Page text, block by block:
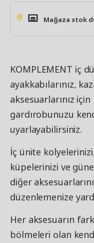
Mağaza stok
KOMPLEMENT iç
ayakkabılarınız,
aksesuarlarınız
gardırobunuzu
uyarlayabilirsiniz.
İç ünite
küpelerinizi ve
diğer
düzenlemenize
Her aksesuarın
bölmeleri olan